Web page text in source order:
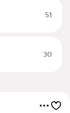
51
30